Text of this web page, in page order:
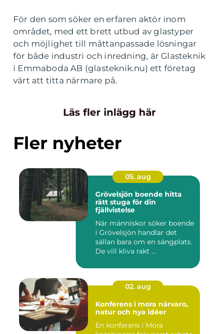
För den som söker en erfaren aktör inom
området, med ett brett utbud av glastyper
och möjlighet till måttanpassade lösningar
för både industri och inredning, är Glasteknik
i Emmaboda AB (glasteknik.nu) ett företag
värt att titta närmare på.
Läs fler inlägg här
Fler nyheter
05. aug
Grövelsjön boende hitta
rätt stuga för din
fjällvistelse
När människor söker boende
i Grövelsjön handlar det
sällan bara om en sängplats.
De vill kliva rakt ...
02. aug
Konferens i mora närvaro,
natur och nya idéer
En konferens i Mora